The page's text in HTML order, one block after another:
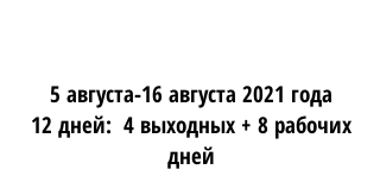
5 августа-16 августа 2021 года
12 дней: 4 выходных + 8 рабочих
дней